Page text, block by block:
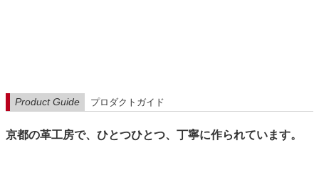
Product Guide プロダクトガイド
京都の革工房で、ひとつひとつ、丁寧に作られています。